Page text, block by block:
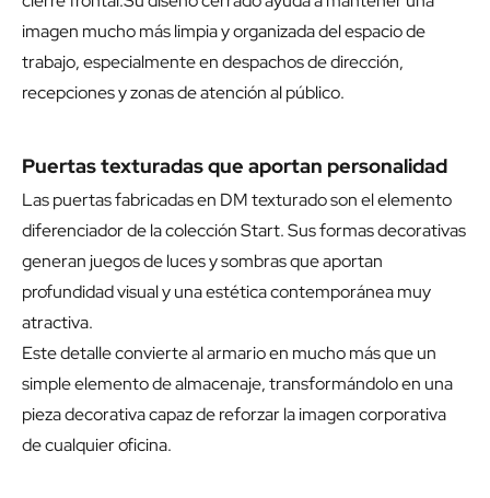
imagen mucho más limpia y organizada del espacio de
trabajo, especialmente en despachos de dirección,
recepciones y zonas de atención al público.
Puertas texturadas que aportan personalidad
Las puertas fabricadas en DM texturado son el elemento
diferenciador de la colección Start. Sus formas decorativas
generan juegos de luces y sombras que aportan
profundidad visual y una estética contemporánea muy
atractiva.
Este detalle convierte al armario en mucho más que un
simple elemento de almacenaje, transformándolo en una
pieza decorativa capaz de reforzar la imagen corporativa
de cualquier oficina.